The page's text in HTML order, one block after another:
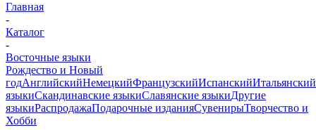
Главная
-
Каталог
-
Восточные языки
Рождество и Новый
годАнглийскийНемецкийФранцузскийИспанскийИтальянский
языкиСкандинавские языкиСлавянские языкиДругие
языкиРаспродажаПодарочные изданияСувенирыТворчество и
Хобби